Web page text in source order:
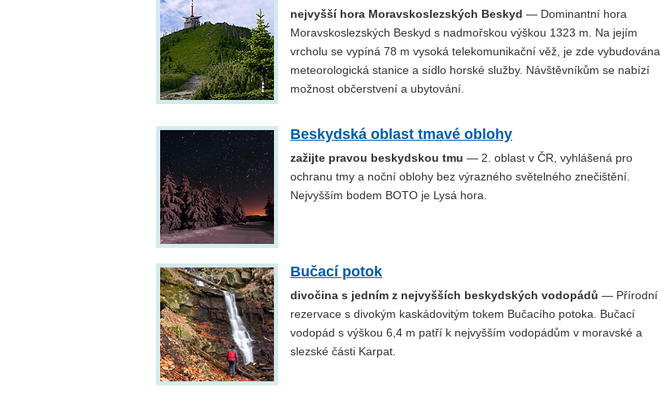
nejvyšší hora Moravskoslezských Beskyd — Dominantní hora
Moravskoslezských Beskyd s nadmořskou výškou 1323 m. Na jejím
vrcholu se vypíná 78 m vysoká telekomunikační věž, je zde vybudována
meteorologická stanice a sídlo horské služby. Návštěvníkům se nabízí
možnost občerstvení a ubytování.
Beskydská oblast tmavé oblohy
zažijte pravou beskydskou tmu — 2. oblast v ČR, vyhlášená pro
ochranu tmy a noční oblohy bez výrazného světelného znečištění.
Nejvyšším bodem BOTO je Lysá hora.
Bučací potok
divočina s jedním z nejvyšších beskydských vodopádů — Přírodní
rezervace s divokým kaskádovitým tokem Bučacího potoka. Bučací
vodopád s výškou 6,4 m patří k nejvyšším vodopádům v moravské a
slezské části Karpat.